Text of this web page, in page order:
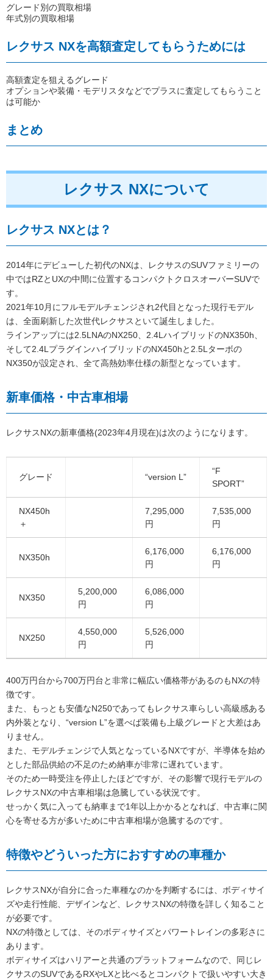
グレード別の買取相場
年式別の買取相場
レクサス NXを高額査定してもらうためには
高額査定を狙えるグレード
オプションや装備・モデリスタなどでプラスに査定してもらうこと
は可能か
まとめ
レクサス NXについて
レクサス NXとは？
2014年にデビューした初代のNXは、レクサスのSUVファミリーの
中ではRZとUXの中間に位置するコンパクトクロスオーバーSUVで
す。
2021年10月にフルモデルチェンジされ2代目となった現行モデル
は、全面刷新した次世代レクサスといて誕生しました。
ラインアップには2.5LNAのNX250、2.4LハイブリッドのNX350h、
そして2.4LプラグインハイブリッドのNX450hと2.5Lターボの
NX350が設定され、全て高熱効率仕様の新型となっています。
新車価格・中古車相場
レクサスNXの新車価格(2023年4月現在)は次のようになります。
グレード “version L”
“F
SPORT”
NX450h
＋
7,295,000
円
7,535,000
円
NX350h
6,176,000
円
6,176,000
円
NX350
5,200,000
円
6,086,000
円
NX250
4,550,000
円
5,526,000
円
400万円台から700万円台と非常に幅広い価格帯があるのもNXの特
徴です。
また、もっとも安価なN250であってもレクサス車らしい高級感ある
内外装となり、“version L”を選べば装備も上級グレードと大差はあ
りません。
また、モデルチェンジで人気となっているNXですが、半導体を始め
とした部品供給の不足のため納車が非常に遅れています。
そのため一時受注を停止したほどですが、その影響で現行モデルの
レクサスNXの中古車相場は急騰している状況です。
せっかく気に入っても納車まで1年以上かかるとなれば、中古車に関
心を寄せる方が多いために中古車相場が急騰するのです。
特徴やどういった方におすすめの車種か
レクサスNXが自分に合った車種なのかを判断するには、ボディサイ
ズや走行性能、デザインなど、レクサスNXの特徴を詳しく知ること
が必要です。
NXの特徴としては、そのボディサイズとパワートレインの多彩さに
あります。
ボディサイズはハリアーと共通のプラットフォームなので、同じレ
クサスのSUVであるRXやLXと比べるとコンパクトで扱いやすい大き